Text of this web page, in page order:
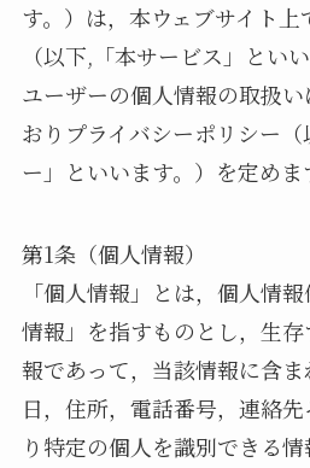
す。）は，本ウェブサイト
（以下,「本サービス」とい
ユーザーの個人情報の取扱
おりプライバシーポリシー
ー」といいます。）を定めま
第1条（個人情報）
「個人情報」とは，個人情
情報」を指すものとし，生
報であって，当該情報に含
日，住所，電話番号，連絡
り特定の個人を識別できる情